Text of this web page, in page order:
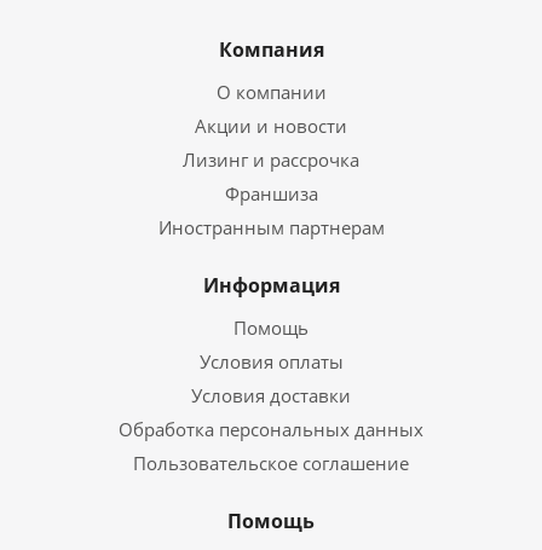
Компания
О компании
Акции и новости
Лизинг и рассрочка
Франшиза
Иностранным партнерам
Информация
Помощь
Условия оплаты
Условия доставки
Обработка персональных данных
Пользовательское соглашение
Помощь